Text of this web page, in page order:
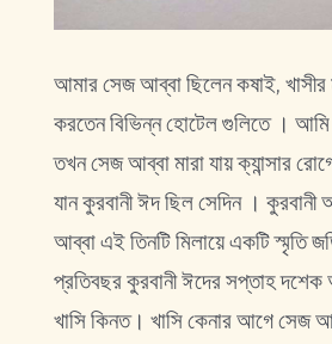
আমার সেজ আব্বা ছিলেন কষাই, খাসীর
করতেন বিভিন্ন হোটেল গুলিতে ।
তখন সেজ আব্বা মারা যায় ক্যান্সার
যান কুরবানী ঈদ ছিল সেদিন ।
আব্বা এই তিনটি মিলায়ে একটি স্মৃতি
প্রতিবছর কুরবানী ঈদের সপ্তাহ
খাসি কিনত। খাসি কেনার আগে সেজ